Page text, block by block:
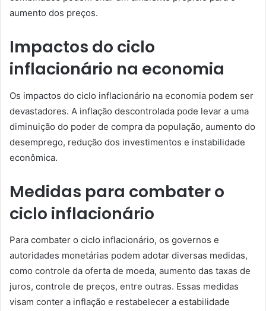
aumento dos preços.
Impactos do ciclo
inflacionário na economia
Os impactos do ciclo inflacionário na economia podem ser
devastadores. A inflação descontrolada pode levar a uma
diminuição do poder de compra da população, aumento do
desemprego, redução dos investimentos e instabilidade
econômica.
Medidas para combater o
ciclo inflacionário
Para combater o ciclo inflacionário, os governos e
autoridades monetárias podem adotar diversas medidas,
como controle da oferta de moeda, aumento das taxas de
juros, controle de preços, entre outras. Essas medidas
visam conter a inflação e restabelecer a estabilidade